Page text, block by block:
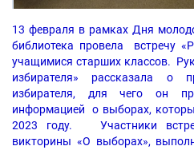
13 февраля в рамках Дня
библиотека провела встречу
учащимися старших классов.
избирателя» рассказала о
избирателя, для чего он
информацией о выборах,
2023 году. Участники
викторины «О выборах»,